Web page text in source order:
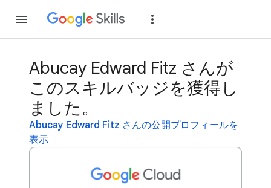
Abucay Edward Fitz さんが
このスキルバッジを獲得し
ました。
Abucay Edward Fitz さんの公開プロフィールを
表示